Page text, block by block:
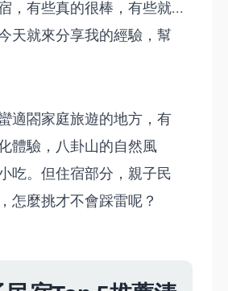
，有些真的很棒，有些就...
天就來分享我的經驗，幫
適閤家庭旅遊的地方，有
體驗，八卦山的自然風
吃。但住宿部分，親子民
怎麼挑才不會踩雷呢？